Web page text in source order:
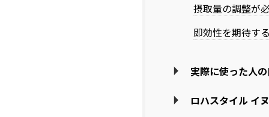
摂取量の調整が
即効性を期待す
実際に使った人
ロハスタイル イ